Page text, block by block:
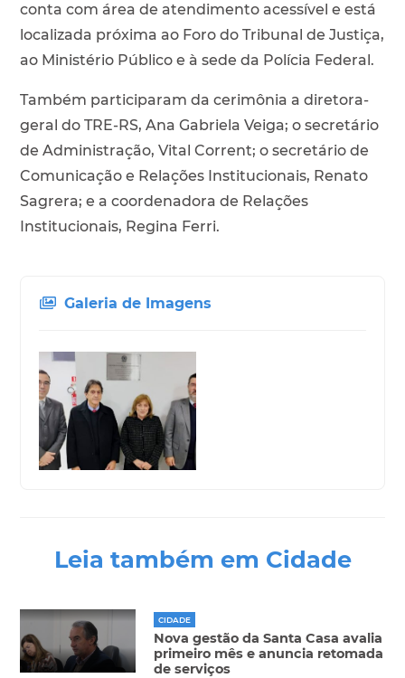
conta com área de atendimento acessível e está
localizada próxima ao Foro do Tribunal de Justiça,
ao Ministério Público e à sede da Polícia Federal.
Também participaram da cerimônia a diretora-
geral do TRE-RS, Ana Gabriela Veiga; o secretário
de Administração, Vital Corrent; o secretário de
Comunicação e Relações Institucionais, Renato
Sagrera; e a coordenadora de Relações
Institucionais, Regina Ferri.
Galeria de Imagens
Leia também em Cidade
CIDADE
Nova gestão da Santa Casa avalia
primeiro mês e anuncia retomada
de serviços